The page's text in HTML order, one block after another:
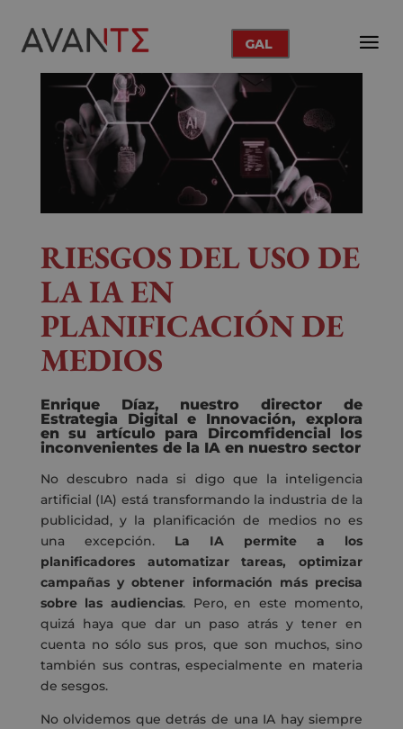
GAL
RIESGOS DEL USO DE
LA IA EN
PLANIFICACIÓN DE
MEDIOS
Enrique Díaz, nuestro director de
Estrategia Digital e Innovación, explora
en su artículo para Dircomfidencial los
inconvenientes de la IA en nuestro sector
No descubro nada si digo que la inteligencia
artificial (IA) está transformando la industria de la
publicidad, y la planificación de medios no es
una excepción. La IA permite a los
planificadores automatizar tareas, optimizar
campañas y obtener información más precisa
sobre las audiencias. Pero, en este momento,
quizá haya que dar un paso atrás y tener en
cuenta no sólo sus pros, que son muchos, sino
también sus contras, especialmente en materia
de sesgos.
No olvidemos que detrás de una IA hay siempre